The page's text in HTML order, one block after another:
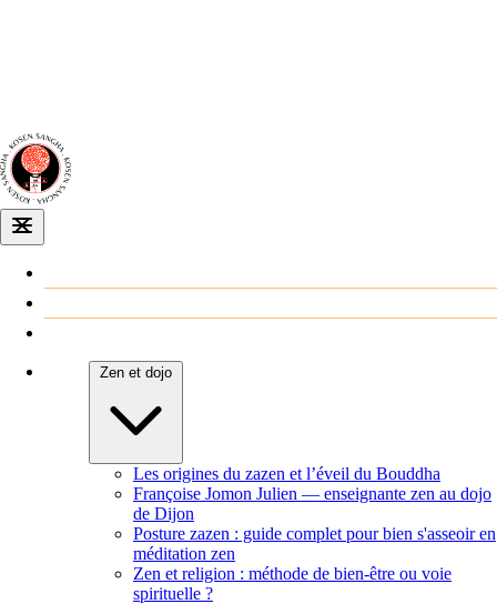
Zen et dojo
Les origines du zazen et l’éveil du Bouddha
Françoise Jomon Julien — enseignante zen au dojo
de Dijon
Posture zazen : guide complet pour bien s'asseoir en
méditation zen
Zen et religion : méthode de bien-être ou voie
spirituelle ?